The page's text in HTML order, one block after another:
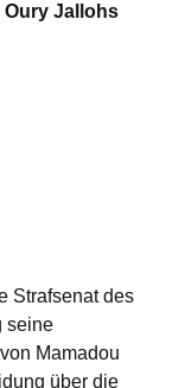
Oury Jallohs
Strafsenat des
seine
Mamadou
über die